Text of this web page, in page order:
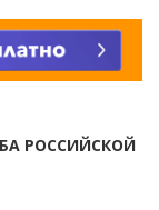
РОССИЙСКОЙ